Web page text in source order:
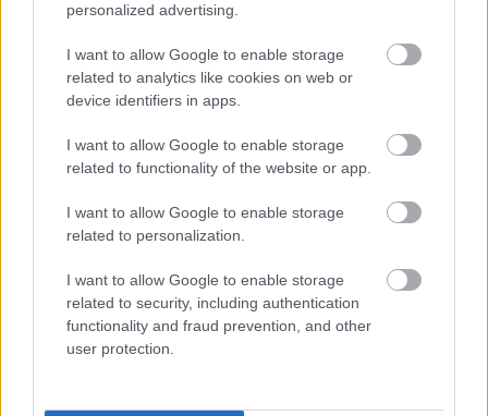
personalized advertising.
I want to allow Google to enable storage
related to analytics like cookies on web or
device identifiers in apps.
I want to allow Google to enable storage
related to functionality of the website or app.
I want to allow Google to enable storage
related to personalization.
I want to allow Google to enable storage
related to security, including authentication
functionality and fraud prevention, and other
user protection.